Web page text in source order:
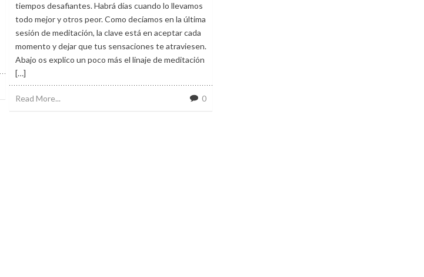
tiempos desafiantes. Habrá días cuando lo llevamos
todo mejor y otros peor. Como decíamos en la última
sesión de meditación, la clave está en aceptar cada
momento y dejar que tus sensaciones te atraviesen.
Abajo os explico un poco más el linaje de meditación
[…]
Read More... 0